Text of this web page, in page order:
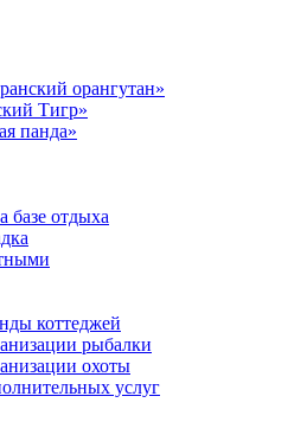
орангутан»
Тигр»
панда»
базе отдыха
коттеджей
рыбалки
охоты
услуг